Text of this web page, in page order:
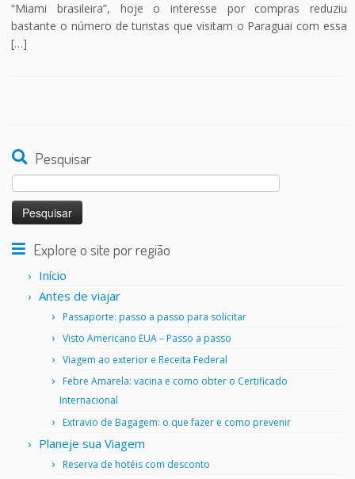
“Miami brasileira”, hoje o interesse por compras reduziu
bastante o número de turistas que visitam o Paraguai com essa
[…]
Pesquisar
por:
Explore o site por região
Início
Antes de viajar
Passaporte: passo a passo para solicitar
Visto Americano EUA – Passo a passo
Viagem ao exterior e Receita Federal
Febre Amarela: vacina e como obter o Certificado
Internacional
Extravio de Bagagem: o que fazer e como prevenir
Planeje sua Viagem
Reserva de hotéis com desconto